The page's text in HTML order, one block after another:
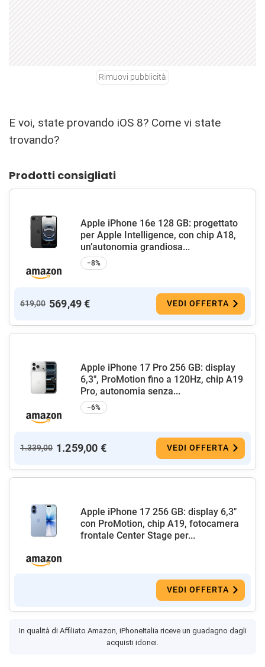
Rimuovi pubblicità
E voi, state provando iOS 8? Come vi state
trovando?
Prodotti consigliati
Apple iPhone 16e 128 GB: progettato
per Apple Intelligence, con chip A18,
un’autonomia grandiosa...
−8%
619,00 569,49 € VEDI OFFERTA
Apple iPhone 17 Pro 256 GB: display
6,3", ProMotion fino a 120Hz, chip A19
Pro, autonomia senza...
−6%
1.339,00 1.259,00 € VEDI OFFERTA
Apple iPhone 17 256 GB: display 6,3"
con ProMotion, chip A19, fotocamera
frontale Center Stage per...
VEDI OFFERTA
In qualità di Affiliato Amazon, iPhoneItalia riceve un guadagno dagli
acquisti idonei.